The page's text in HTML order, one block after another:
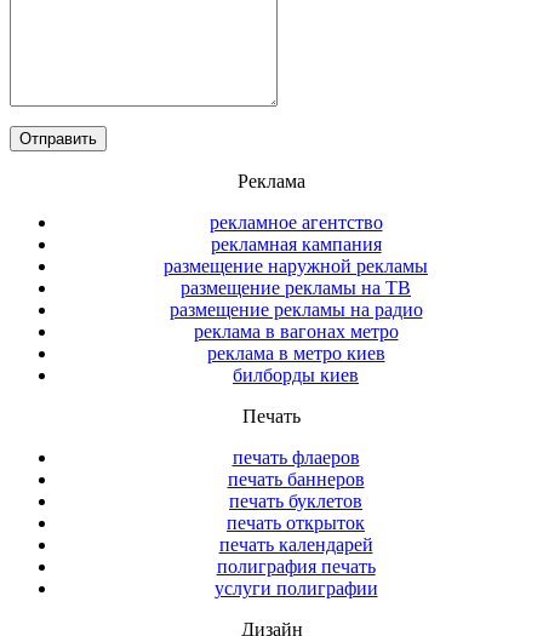
Реклама
рекламное агентство
рекламная кампания
размещение наружной рекламы
размещение рекламы на ТВ
размещение рекламы на радио
реклама в вагонах метро
реклама в метро киев
билборды киев
Печать
печать флаеров
печать баннеров
печать буклетов
печать открыток
печать календарей
полиграфия печать
услуги полиграфии
Дизайн